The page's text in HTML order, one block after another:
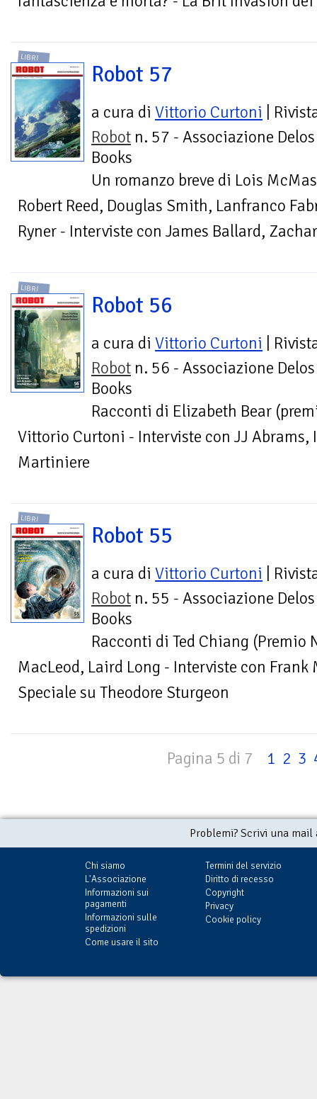
LIBRI
Robot 57
a cura di Vittorio Curtoni |
Robot n. 57 - Associazione Delos
Books
Un romanzo breve di Lois
Robert Reed, Douglas Smith, Lanfranco
Ryner - Interviste con James Ballard,
LIBRI
Robot 56
a cura di Vittorio Curtoni |
Robot n. 56 - Associazione Delos
Books
Racconti di Elizabeth Bear
Vittorio Curtoni - Interviste con JJ Abrams,
Martiniere
LIBRI
Robot 55
a cura di Vittorio Curtoni |
Robot n. 55 - Associazione Delos
Books
Racconti di Ted Chiang (Premio
MacLeod, Laird Long - Interviste con Frank
Speciale su Theodore Sturgeon
Pagina 5 di 7 1 2 3
Problemi? Scrivi una
Chi siamo
L'Associazione
Informazioni sui
pagamenti
Informazioni sulle
spedizioni
Come usare il sito
Termini del servizio
Diritto di recesso
Copyright
Privacy
Cookie policy